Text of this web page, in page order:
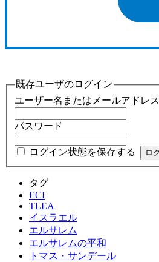
既存ユーザのログイン
ユーザー名またはメールアドレス
パスワード
ログイン状態を保存する
タグ
ECI
TLEA
イスラエル
エルサレム
エルサレムの平和
トマス・サンデール